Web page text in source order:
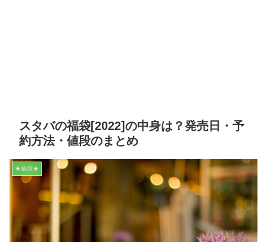
スタバの福袋[2022]の中身は？発売日・予
約方法・値段のまとめ
★福袋★